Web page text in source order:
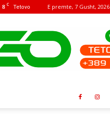
8 C Tetovo E premte, 7 Gusht, 2026